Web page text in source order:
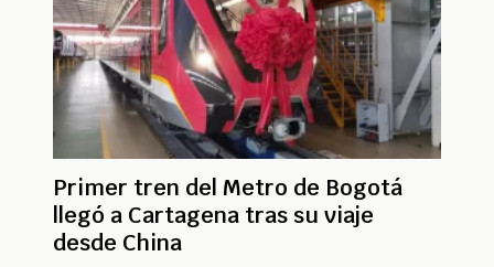
Primer tren del Metro de Bogotá
llegó a Cartagena tras su viaje
desde China